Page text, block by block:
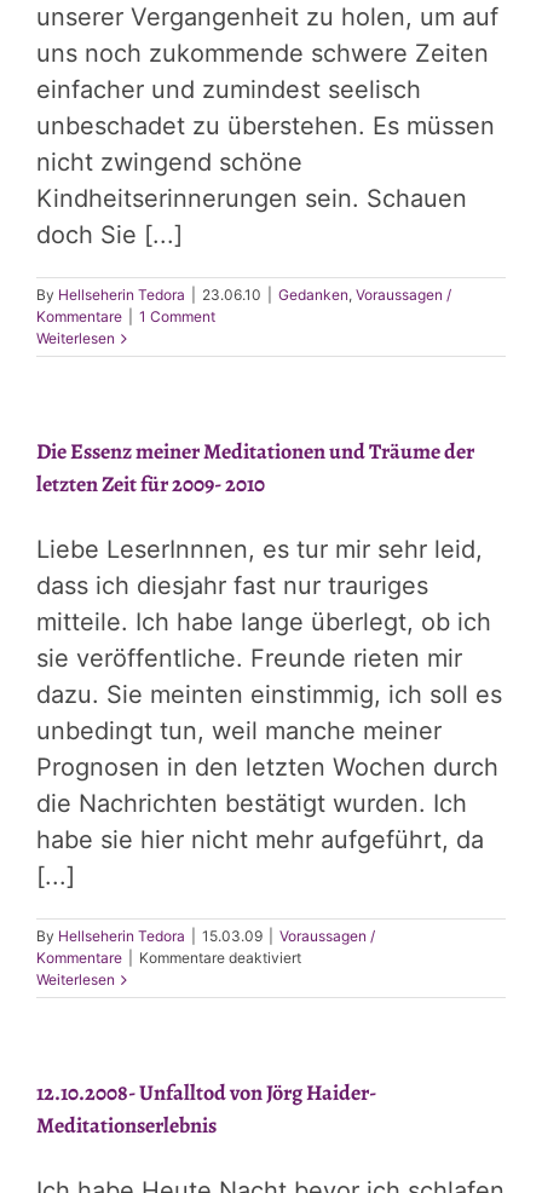
unserer Vergangenheit zu holen, um auf
uns noch zukommende schwere Zeiten
einfacher und zumindest seelisch
unbeschadet zu überstehen. Es müssen
nicht zwingend schöne
Kindheitserinnerungen sein. Schauen
doch Sie [...]
By Hellseherin Tedora 23.06.10 Gedanken, Voraussagen /
Kommentare
1 Comment
Weiterlesen
Die Essenz meiner Meditationen und Träume der
letzten Zeit für 2009- 2010
Liebe LeserInnnen, es tur mir sehr leid,
dass ich diesjahr fast nur trauriges
mitteile. Ich habe lange überlegt, ob ich
sie veröffentliche. Freunde rieten mir
dazu. Sie meinten einstimmig, ich soll es
unbedingt tun, weil manche meiner
Prognosen in den letzten Wochen durch
die Nachrichten bestätigt wurden. Ich
habe sie hier nicht mehr aufgeführt, da
[...]
By Hellseherin Tedora 15.03.09
Voraussagen /
Kommentare
Kommentare deaktiviertfür
Essenz
Träume
der
Weiterlesen
12.10.2008- Unfalltod von Jörg Haider-
Meditationserlebnis